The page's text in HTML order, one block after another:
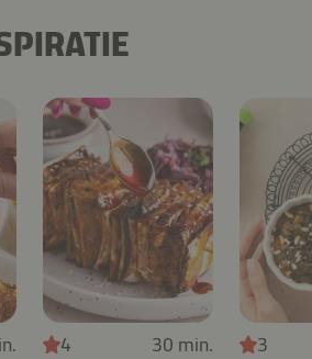
4 30 min. 3